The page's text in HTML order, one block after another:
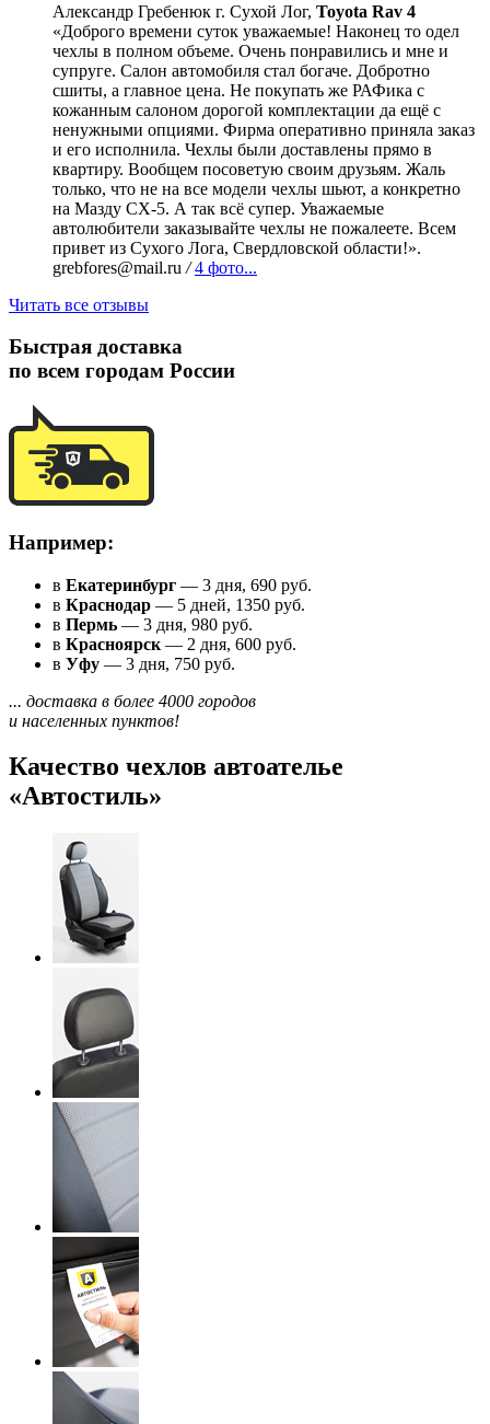
Александр Гребенюк г. Сухой Лог, Toyota Rav 4
«Доброго времени суток уважаемые! Наконец то одел
чехлы в полном объеме. Очень понравились и мне и
супруге. Салон автомобиля стал богаче. Добротно
сшиты, а главное цена. Не покупать же РАФика с
кожанным салоном дорогой комплектации да ещё с
ненужными опциями. Фирма оперативно приняла заказ
и его исполнила. Чехлы были доставлены прямо в
квартиру. Вообщем посоветую своим друзьям. Жаль
только, что не на все модели чехлы шьют, а конкретно
на Мазду СХ-5. А так всё супер. Уважаемые
автолюбители заказывайте чехлы не пожалеете. Всем
привет из Сухого Лога, Свердловской области!».
grebfores@mail.ru / 4 фото...
Читать все отзывы
Быстрая доставка
по всем городам России
Например:
в Екатеринбург — 3 дня, 690 руб.
в Краснодар — 5 дней, 1350 руб.
в Пермь — 3 дня, 980 руб.
в Красноярск — 2 дня, 600 руб.
в Уфу — 3 дня, 750 руб.
... доставка в более 4000 городов
и населенных пунктов!
Качество чехлов автоателье
«Автостиль»